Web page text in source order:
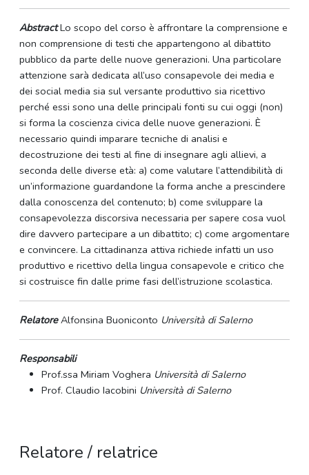
Abstract Lo scopo del corso è affrontare la comprensione e
non comprensione di testi che appartengono al dibattito
pubblico da parte delle nuove generazioni. Una particolare
attenzione sarà dedicata all’uso consapevole dei media e
dei social media sia sul versante produttivo sia ricettivo
perché essi sono una delle principali fonti su cui oggi (non)
si forma la coscienza civica delle nuove generazioni. È
necessario quindi imparare tecniche di analisi e
decostruzione dei testi al fine di insegnare agli allievi, a
seconda delle diverse età: a) come valutare l’attendibilità di
un’informazione guardandone la forma anche a prescindere
dalla conoscenza del contenuto; b) come sviluppare la
consapevolezza discorsiva necessaria per sapere cosa vuol
dire davvero partecipare a un dibattito; c) come argomentare
e convincere. La cittadinanza attiva richiede infatti un uso
produttivo e ricettivo della lingua consapevole e critico che
si costruisce fin dalle prime fasi dell’istruzione scolastica.
RelatoreAlfonsina Buoniconto Università di Salerno
Responsabili
Prof.ssa Miriam Voghera Università di Salerno
Prof. Claudio Iacobini Università di Salerno
Relatore / relatrice